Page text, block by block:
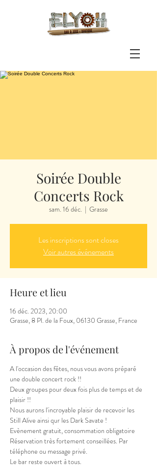
Soirée Double
Concerts Rock
sam. 16 déc.
  |
Grasse
Les inscriptions sont closes
Voir autres événements
Heure et lieu
16 déc. 2023, 20:00
Grasse, 8 Pl. de la Foux, 06130 Grasse, France
À propos de l'événement
A l'occasion des fêtes, nous vous avons préparé
une double concert rock !!
Deux groupes pour deux fois plus de temps et de
plaisir !!
Nous aurons l'incroyable plaisir de recevoir les
Still Alive ainsi qur les Dark Savate !
Evènement gratuit, consommation obligatoire
Réservation très fortement conseillées. Par
téléphone ou message privé.
Le bar reste ouvert à tous.